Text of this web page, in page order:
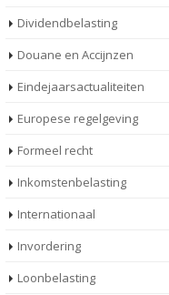
Dividendbelasting
Douane en Accijnzen
Eindejaarsactualiteiten
Europese regelgeving
Formeel recht
Inkomstenbelasting
Internationaal
Invordering
Loonbelasting